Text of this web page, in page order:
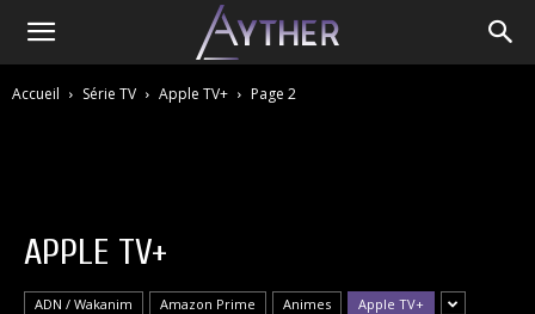
Accueil Série TV Apple TV+ Page 2
APPLE TV+
ADN / Wakanim Amazon Prime Animes Apple TV+